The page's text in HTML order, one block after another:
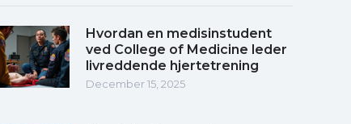
Hvordan en medisinstudent
ved College of Medicine leder
livreddende hjertetrening
December 15, 2025